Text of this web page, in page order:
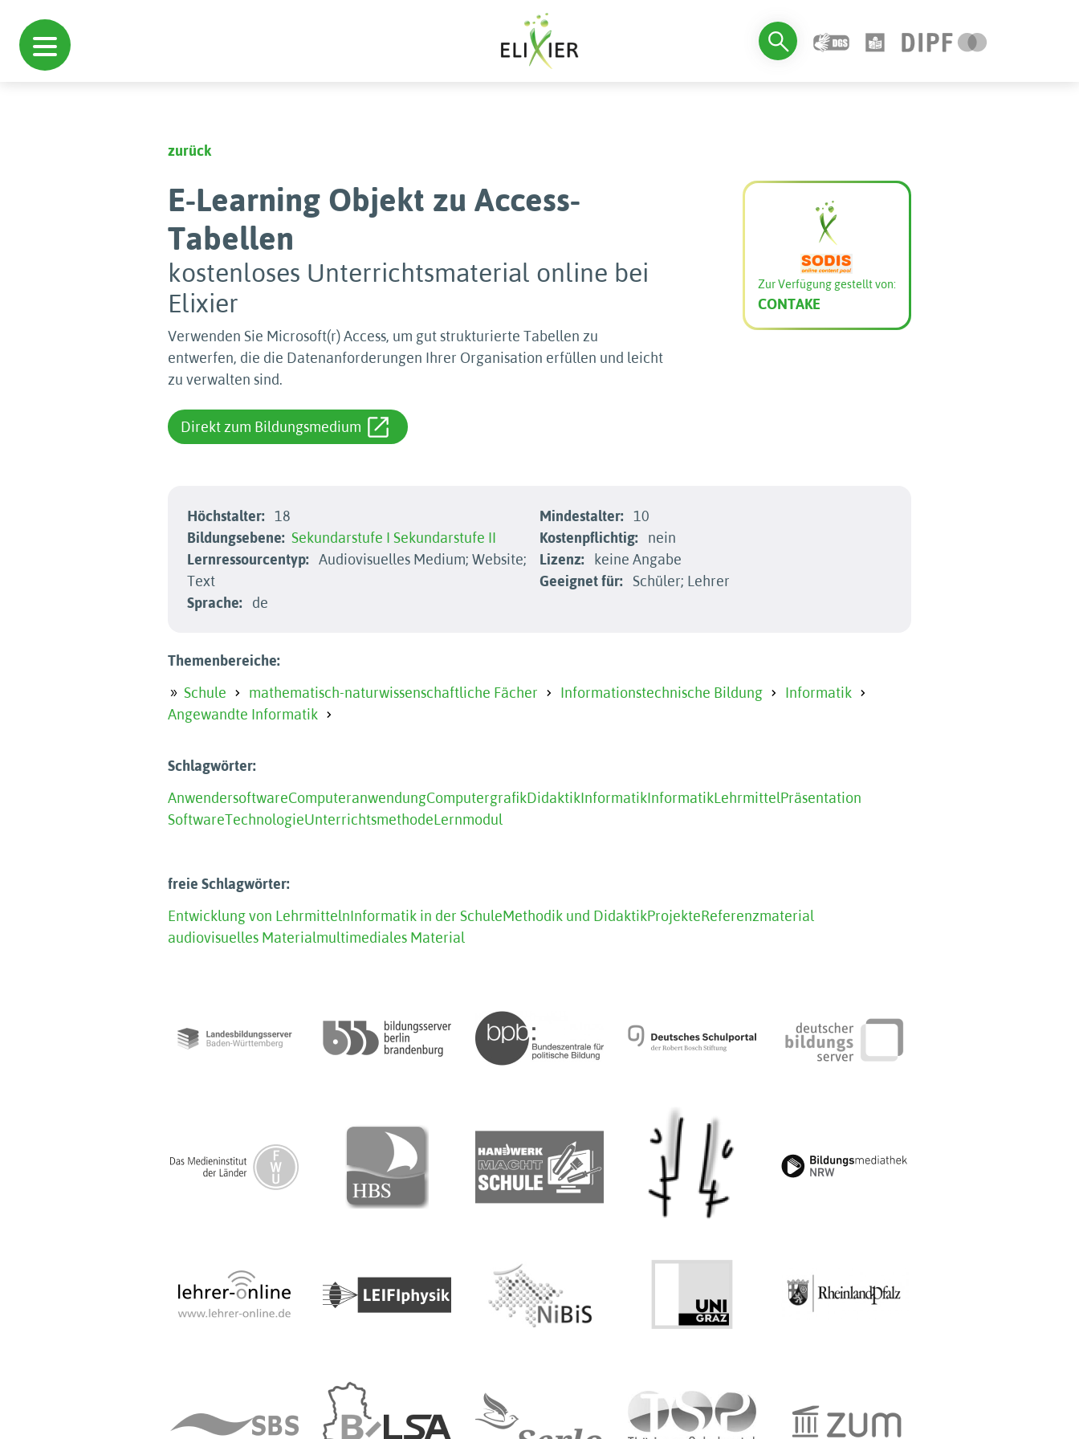
zurück
E-Learning Objekt zu Access-
Tabellen
kostenloses Unterrichtsmaterial online bei
Elixier
Verwenden Sie Microsoft(r) Access, um gut strukturierte Tabellen zu
entwerfen, die die Datenanforderungen Ihrer Organisation erfüllen und leicht
zu verwalten sind.
Direkt zum Bildungsmedium
Zur Verfügung gestellt von:
CONTAKE
Höchstalter:
18
Bildungsebene: Sekundarstufe I Sekundarstufe II
Lernressourcentyp:
Audiovisuelles Medium; Website;
Text
Sprache:
de
Mindestalter:
10
Kostenpflichtig:
nein
Lizenz:
keine Angabe
Geeignet für:
Schüler; Lehrer
Themenbereiche:
Schule
mathematisch-naturwissenschaftliche Fächer Informationstechnische Bildung
Informatik
Angewandte Informatik
Schlagwörter:
AnwendersoftwareComputeranwendungComputergrafikDidaktikInformatikInformatikLehrmittelPräsentation
SoftwareTechnologieUnterrichtsmethodeLernmodul
freie Schlagwörter:
Entwicklung von LehrmittelnInformatik in der SchuleMethodik und DidaktikProjekteReferenzmaterial
audiovisuelles Materialmultimediales Material